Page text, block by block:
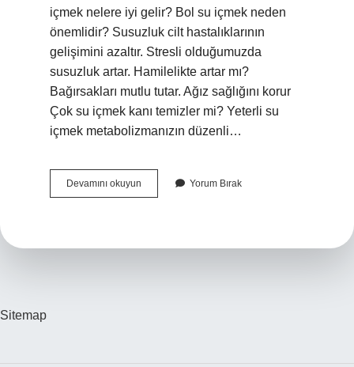
içmek nelere iyi gelir? Bol su içmek neden
önemlidir? Susuzluk cilt hastalıklarının
gelişimini azaltır. Stresli olduğumuzda
susuzluk artar. Hamilelikte artar mı?
Bağırsakları mutlu tutar. Ağız sağlığını korur
Çok su içmek kanı temizler mi? Yeterli su
içmek metabolizmanızın düzenli…
Devamını okuyun
Hangi
Yorum Bırak
Sitemap